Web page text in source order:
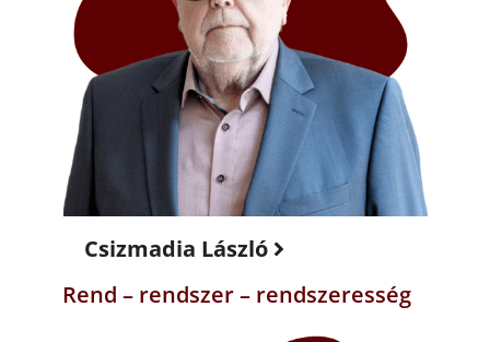
Csizmadia László
Rend – rendszer – rendszeresség